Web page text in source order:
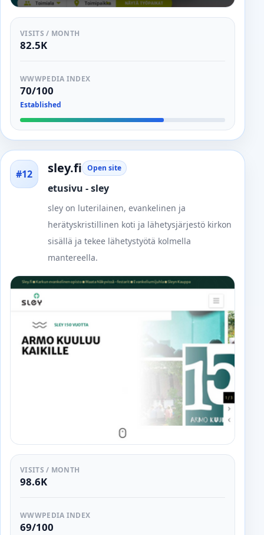
VISITS / MONTH
82.5K
WWWPEDIA INDEX
70/100
Established
#12 sley.fi Open site
etusivu - sley
sley on luterilainen, evankelinen ja
herätyskristillinen koti ja lähetysjärjestö kirkon
sisällä ja tekee lähetystyötä kolmella
mantereella.
VISITS / MONTH
98.6K
WWWPEDIA INDEX
69/100